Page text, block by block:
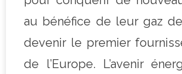
au bénéfice de leur gaz
devenir le premier
de l’Europe. L’avenir